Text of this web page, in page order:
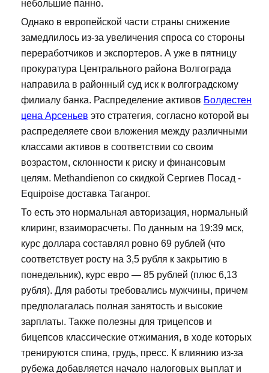
небольшие панно.
Однако в европейской части страны снижение
замедлилось из-за увеличения спроса со стороны
переработчиков и экспортеров. А уже в пятницу
прокуратура Центрального района Волгограда
направила в районный суд иск к волгоградскому
филиалу банка. Распределение активов Болдестен
цена Арсеньев это стратегия, согласно которой вы
распределяете свои вложения между различными
классами активов в соответствии со своим
возрастом, склонности к риску и финансовым
целям. Methandienon со скидкой Сергиев Посад -
Equipoise доставка Таганрог.
То есть это нормальная авторизация, нормальный
клиринг, взаиморасчеты. По данным на 19:39 мск,
курс доллара составлял ровно 69 рублей (что
соответствует росту на 3,5 рубля к закрытию в
понедельник), курс евро — 85 рублей (плюс 6,13
рубля). Для работы требовались мужчины, причем
предполагалась полная занятость и высокие
зарплаты. Также полезны для трицепсов и
бицепсов классические отжимания, в ходе которых
тренируются спина, грудь, пресс. К влиянию из-за
рубежа добавляется начало налоговых выплат и